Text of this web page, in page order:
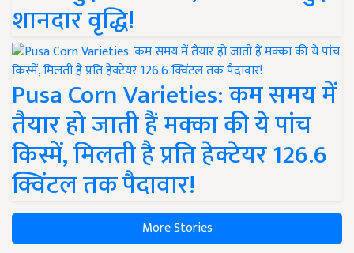
शानदार वृद्धि!
Pusa Corn Varieties: कम समय में
तैयार हो जाती हैं मक्का की ये पांच
किस्में, मिलती है प्रति हेक्टेयर 126.6
क्विंटल तक पैदावार!
More Stories